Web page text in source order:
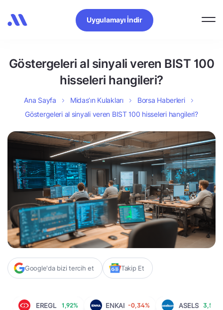
Uygulamayı İndir
Göstergeleri al sinyali veren BIST 100
hisseleri hangileri?
Ana Sayfa Midas’ın Kulakları
Borsa Haberleri
Göstergeleri al sinyali veren BIST 100 hisseleri hangileri?
Google'da bizi tercih et Takip Et
EREGL 1,92% ENKAI -0,34% ASELS 3,57%